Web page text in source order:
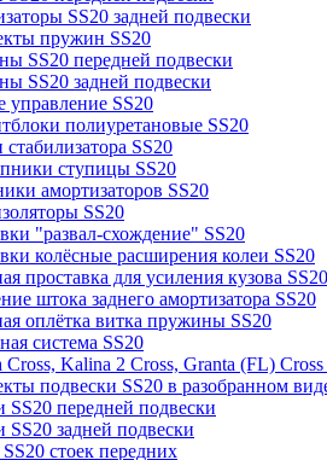
SS20 задней подвески
пружин SS20
SS20 передней подвески
SS20 задней подвески
управление SS20
полиуретановые SS20
SS20
ступицы SS20
амортизаторов SS20
SS20
"развал-схождение" SS20
колёсные расширения колеи SS20
проставка для усиления кузова SS20
штока заднего амортизатора SS20
оплётка витка пружины SS20
система SS20
Kalina 2 Cross, Granta (FL) Cross
подвески SS20 в разобранном
SS20 передней подвески
задней подвески
стоек передних